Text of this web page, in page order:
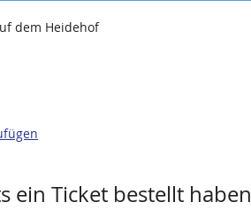
dem Heidehof
ein Ticket bestellt haben